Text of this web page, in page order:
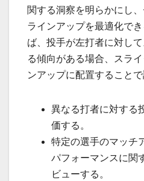
関する洞察を明らかにし
ラインアップを最適化で
ば、投手が左打者に対し
る傾向がある場合、スラ
ンアップに配置することで
異なる打者に対する
価する。
特定の選手のマッチ
パフォーマンスに関
ビューする。